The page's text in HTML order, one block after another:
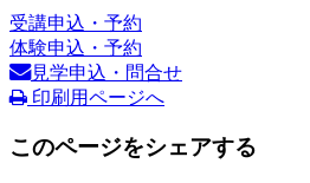
受講申込・予約
体験申込・予約
見学申込・問合せ
印刷用ページへ
このページをシェアする